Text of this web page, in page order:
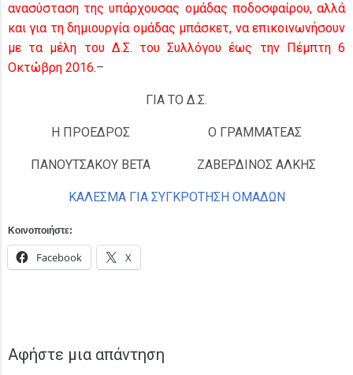
ανασύσταση της υπάρχουσας ομάδας ποδοσφαίρου, αλλά
και για τη δημιουργία ομάδας μπάσκετ, να επικοινωνήσουν
με τα μέλη του Δ.Σ. του Συλλόγου έως την Πέμπτη 6
Οκτώβρη 2016.–
ΓΙΑ ΤΟ Δ.Σ.
Η ΠΡΟΕΔΡΟΣ
ΠΑΝΟΥΤΣΑΚΟΥ ΒΕΤΑ
Ο ΓΡΑΜΜΑΤΕΑΣ
ΖΑΒΕΡΔΙΝΟΣ ΑΛΚΗΣ
ΚΑΛΕΣΜΑ ΓΙΑ ΣΥΓΚΡΟΤΗΣΗ ΟΜΑΔΩΝ
Κοινοποιήστε:
Facebook X
Αφήστε μια απάντηση